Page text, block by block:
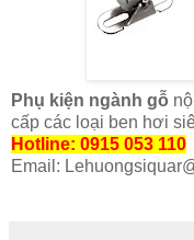
Phụ kiện ngành gỗ
cấp các loại ben hơi
Hotline: 0915 053 110
Email: